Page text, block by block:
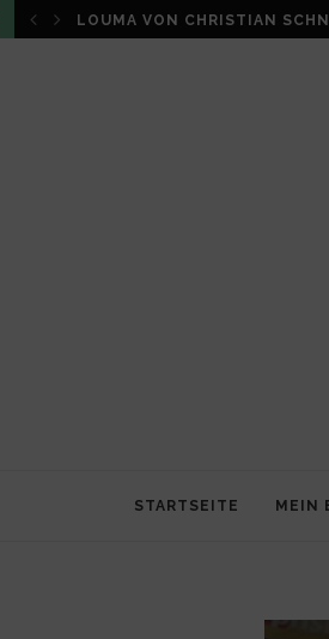
LOUMA VON CHRISTIAN
STARTSEITE MEIN